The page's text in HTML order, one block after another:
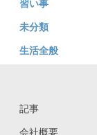
習い事
未分類
生活全般
記事
会社概要